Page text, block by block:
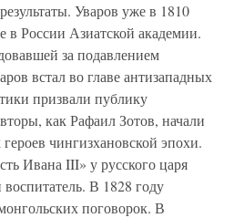
Уваров уже в 1810
в России Азиатской академии.
за подавлением
встал во главе антизападных
призвали публику
как Рафаил Зотов, начали
чингизхановской эпохи.
Ивана III» у русского царя
В 1828 году
поговорок. В